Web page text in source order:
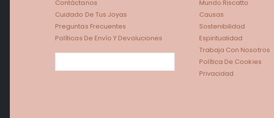
Contáctanos
Cuidado De Tus Joyas
Preguntas Frecuentes
Políticas De Envío Y Devoluciones
Mundo Riscatto
Causas
Sostenibilidad
Espiritualidad
Trabaja Con Nosotros
Política De Cookies
Privacidad